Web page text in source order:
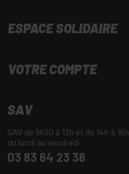
ESPACE SOLIDAIRE
VOTRE COMPTE
SAV
SAV de 9h30 à 12h et de 14h à 16h
du lundi au vendredi
03 83 64 23 38